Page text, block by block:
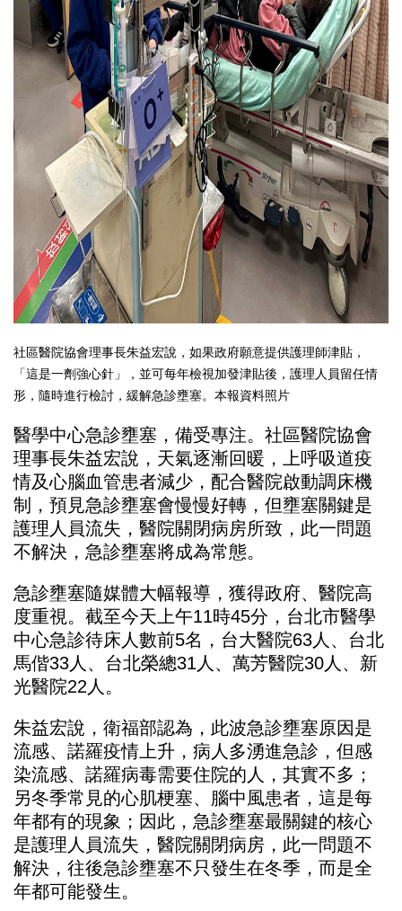
社區醫院協會理事長朱益宏說，如果政府願意提供護理師津貼，
「這是一劑強心針」，並可每年檢視加發津貼後，護理人員留任情
形，隨時進行檢討，緩解急診壅塞。本報資料照片
醫學中心急診壅塞，備受專注。社區醫院協會
理事長朱益宏說，天氣逐漸回暖，上呼吸道疫
情及心腦血管患者減少，配合醫院啟動調床機
制，預見急診壅塞會慢慢好轉，但壅塞關鍵是
護理人員流失，醫院關閉病房所致，此一問題
不解決，急診壅塞將成為常態。
急診壅塞隨媒體大幅報導，獲得政府、醫院高
度重視。截至今天上午11時45分，台北市醫學
中心急診待床人數前5名，台大醫院63人、台北
馬偕33人、台北榮總31人、萬芳醫院30人、新
光醫院22人。
朱益宏說，衛福部認為，此波急診壅塞原因是
流感、諾羅疫情上升，病人多湧進急診，但感
染流感、諾羅病毒需要住院的人，其實不多；
另冬季常見的心肌梗塞、腦中風患者，這是每
年都有的現象；因此，急診壅塞最關鍵的核心
是護理人員流失，醫院關閉病房，此一問題不
解決，往後急診壅塞不只發生在冬季，而是全
年都可能發生。